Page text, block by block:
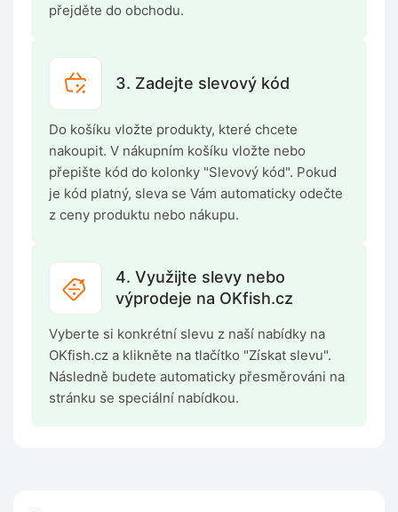
přejděte do obchodu.
3. Zadejte slevový kód
Do košíku vložte produkty, které chcete
nakoupit. V nákupním košíku vložte nebo
přepište kód do kolonky "Slevový kód". Pokud
je kód platný, sleva se Vám automaticky odečte
z ceny produktu nebo nákupu.
4. Využijte slevy nebo
výprodeje na OKfish.cz
Vyberte si konkrétní slevu z naší nabídky na
OKfish.cz a klikněte na tlačítko "Získat slevu".
Následně budete automaticky přesměrováni na
stránku se speciální nabídkou.